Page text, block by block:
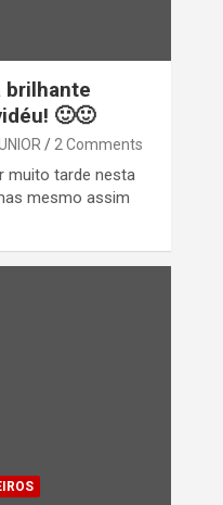
brilhante
🙂🙂
2 Comments
muito tarde nesta
mesmo assim